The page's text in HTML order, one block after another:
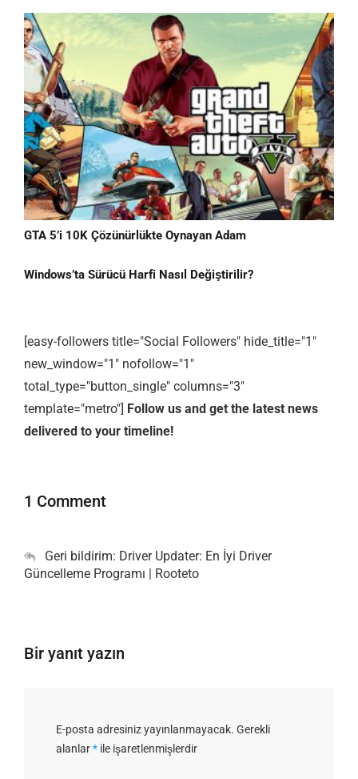
GTA 5’i 10K Çözünürlükte Oynayan Adam
Windows’ta Sürücü Harfi Nasıl Değiştirilir?
[easy-followers title="Social Followers" hide_title="1"
new_window="1" nofollow="1"
total_type="button_single" columns="3"
template="metro"] Follow us and get the latest news
delivered to your timeline!
1 Comment
Geri bildirim: Driver Updater: En İyi Driver
Güncelleme Programı | Rooteto
Bir yanıt yazın
E-posta adresiniz yayınlanmayacak. Gerekli
alanlar* ile işaretlenmişlerdir